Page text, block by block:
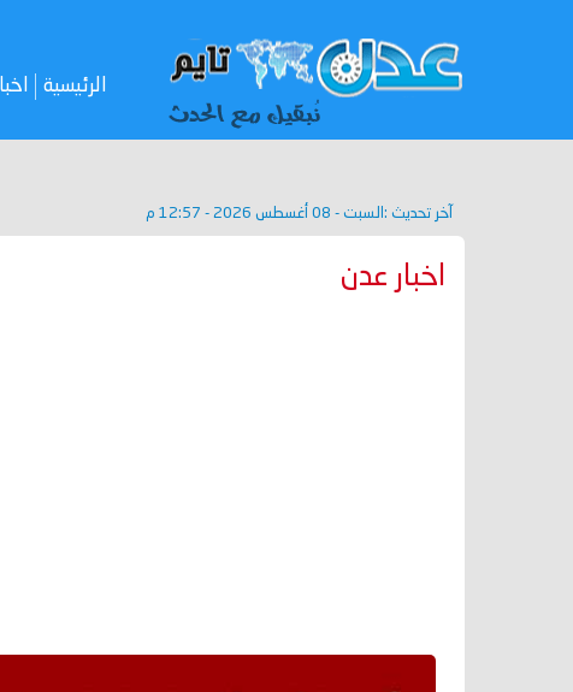
الرئيسية
آخر تحديث : السبت - 08 أغسطس 2026 - 12:57 م
اخبار عدن